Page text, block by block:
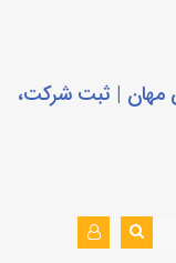
| ثبت شرکت،